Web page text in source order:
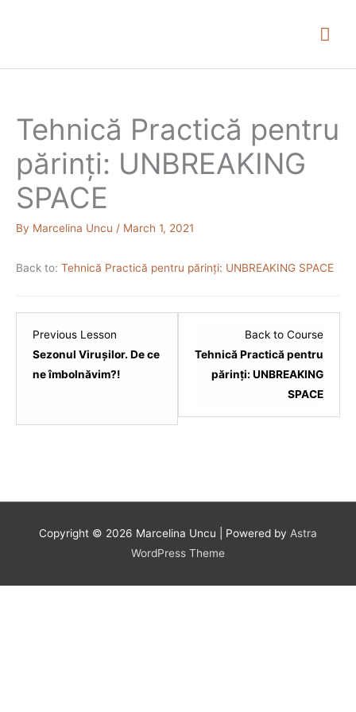
Tehnică Practică pentru
părinți: UNBREAKING
SPACE
By Marcelina Uncu / March 1, 2021
Back to: Tehnică Practică pentru părinți: UNBREAKING SPACE
Previous Lesson
Sezonul Virușilor. De ce
ne îmbolnăvim?!
Back to Course
Tehnică Practică pentru
părinți: UNBREAKING
SPACE
Copyright © 2026 Marcelina Uncu | Powered by Astra
WordPress Theme